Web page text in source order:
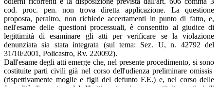
cod. proc. pen. non trova diretta applicazione. La questione
proposta, peraltro, non richiede accertamenti in punto di fatto, e,
nell'esame delle questioni processuali, è consentito al giudice di
legittimità di esaminare gli atti per verificare se la violazione
denunziata sia stata integrata (sul tema: Sez. U, n. 42792 del
31/10/2001, Policastro, Rv. 220092).
Dall'esame degli atti emerge che, nel presente procedimento, si sono
costituite parti civili già nel corso dell'udienza preliminare omissis
(rispettivamente moglie e figli del defunto F.E.) e, nel corso delle